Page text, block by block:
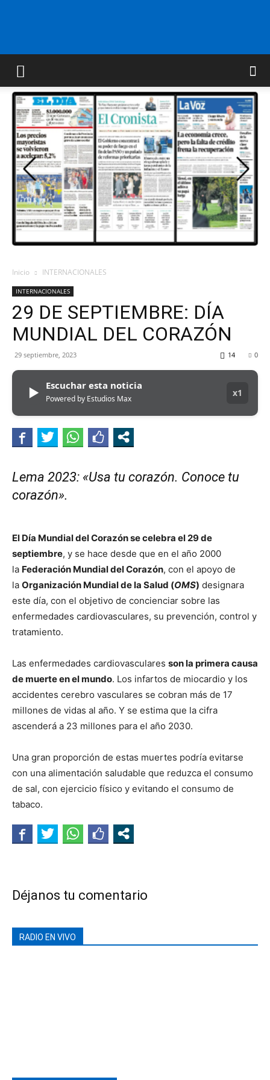
FM
GOLD
ORAN
107.1
Inicio INTERNACIONALES
INTERNACIONALES
29 DE SEPTIEMBRE: DÍA
MUNDIAL DEL CORAZÓN
29 septiembre, 2023 0
14
▶ Escuchar esta noticia
Powered by Estudios Max
x1
Lema 2023: «Usa tu corazón. Conoce tu
corazón».
El Día Mundial del Corazón se celebra el 29 de
septiembre, y se hace desde que en el año 2000
la Federación Mundial del Corazón, con el apoyo de
la Organización Mundial de la Salud (OMS) designara
este día, con el objetivo de concienciar sobre las
enfermedades cardiovasculares, su prevención, control y
tratamiento.
Las enfermedades cardiovasculares son la primera causa
de muerte en el mundo. Los infartos de miocardio y los
accidentes cerebro vasculares se cobran más de 17
millones de vidas al año. Y se estima que la cifra
ascenderá a 23 millones para el año 2030.
Una gran proporción de estas muertes podría evitarse
con una alimentación saludable que reduzca el consumo
de sal, con ejercicio físico y evitando el consumo de
tabaco.
Déjanos tu comentario
RADIO EN VIVO